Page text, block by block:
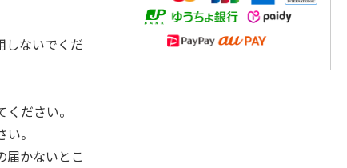
しないでくだ
ださい。
。
届かないとこ